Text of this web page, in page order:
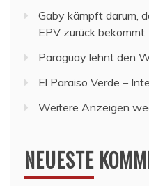
Gaby kämpft darum,
EPV zurück bekommt
Paraguay lehnt den
El Paraiso Verde –
Weitere Anzeigen
NEUESTE